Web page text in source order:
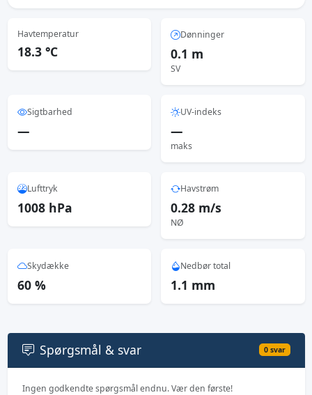
Havtemperatur
18.3 °C
Dønninger
0.1 m
SV
Sigtbarhed
—
UV-indeks
—
maks
Lufttryk
1008 hPa
Havstrøm
0.28 m/s
NØ
Skydække
60 %
Nedbør total
1.1 mm
Spørgsmål & svar 0 svar
Ingen godkendte spørgsmål endnu. Vær den første!